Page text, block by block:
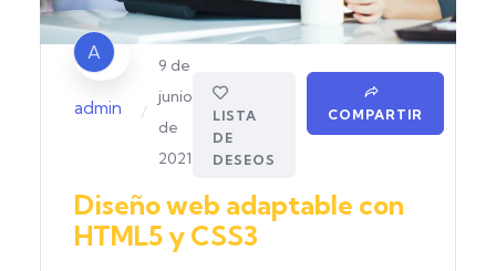
A
admin /
9 de
junio
de
2021
LISTA
DE
DESEOS
COMPARTIR
Diseño web adaptable con
HTML5 y CSS3